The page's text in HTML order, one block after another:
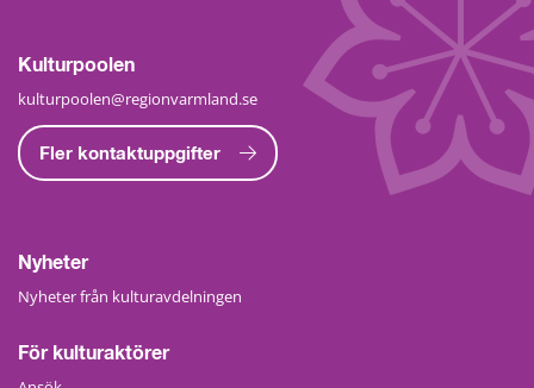
Kulturpoolen
kulturpoolen@regionvarmland.se
Fler kontaktuppgifter
Nyheter
Nyheter från kulturavdelningen
För kulturaktörer